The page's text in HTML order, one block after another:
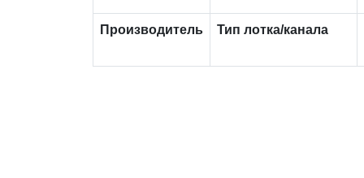
Производитель Тип лотка/канала